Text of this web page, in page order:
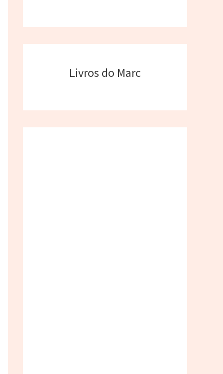
Livros do Marc